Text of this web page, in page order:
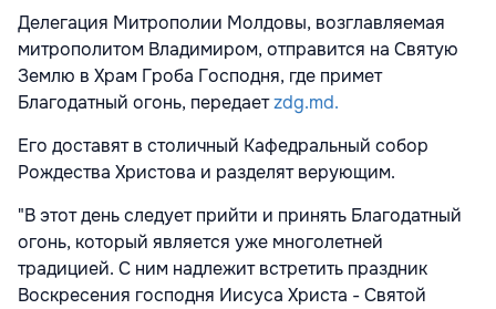
Делегация Митрополии Молдовы, возглавляемая
митрополитом Владимиром, отправится на Святую
Землю в Храм Гроба Господня, где примет
Благодатный огонь, передаетzdg.md.
Его доставят в столичный Кафедральный собор
Рождества Христова и разделят верующим.
"В этот день следует прийти и принять Благодатный
огонь, который является уже многолетней
традицией. С ним надлежит встретить праздник
Воскресения господня Иисуса Христа - Святой